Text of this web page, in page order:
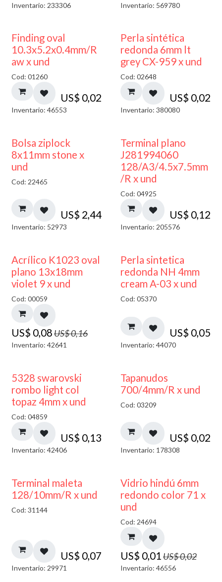
Inventario: 233306 Inventario: 569780
Finding oval
10.3x5.2x0.4mm/R
aw x und
Cod: 01260
US$ 0,02
Inventario: 46553
Perla sintética
redonda 6mm lt
grey CX-959 x und
Cod: 02648
US$ 0,02
Inventario: 380080
¡NUEVO!
Bolsa ziplock
8x11mm stone x
und
Cod: 22465
US$ 2,44
Inventario: 52973
Terminal plano
J281994060
128/A3/4.5x7.5mm
/R x und
Cod: 04925
US$ 0,12
Inventario: 205576
50% DESCUENTO
Acrílico K1023 oval
plano 13x18mm
violet 9 x und
Cod: 00059
US$ 0,08US$0,16
Inventario: 42641
Perla sintetica
redonda NH 4mm
cream A-03 x und
Cod: 05370
US$ 0,05
Inventario: 44070
5328 swarovski
rombo light col
topaz 4mm x und
Cod: 04859
US$ 0,13
Inventario: 42406
Tapanudos
700/4mm/R x und
Cod: 03209
US$ 0,02
Inventario: 178308
Terminal maleta
128/10mm/R x und
Cod: 31144
US$ 0,07
Inventario: 29971
40% DESCUENTO
Vidrio hindú 6mm
redondo color 71 x
und
Cod: 24694
US$ 0,01US$0,02
Inventario: 46556